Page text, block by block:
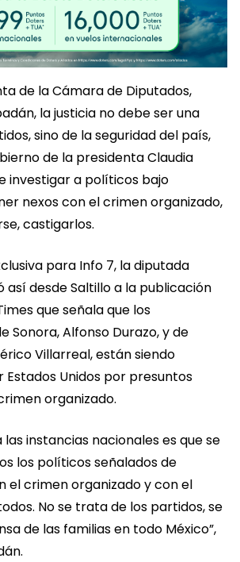
de la Cámara de Diputados,
la justicia no debe ser una
sino de la seguridad del país,
de la presidenta Claudia
investigar a políticos bajo
nexos con el crimen organizado,
castigarlos.
para Info 7, la diputada
así desde Saltillo a la publicación
que señala que los
Sonora, Alfonso Durazo, y de
Villarreal, están siendo
Estados Unidos por presuntos
organizado.
las instancias nacionales es que se
los políticos señalados de
el crimen organizado y con el
No se trata de los partidos, se
de las familias en todo México”,